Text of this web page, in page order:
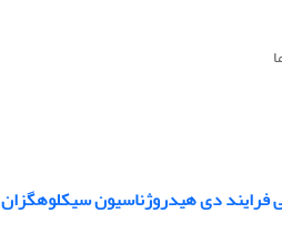
فرایند دی هیدروژناسیون سیکلوهگزان